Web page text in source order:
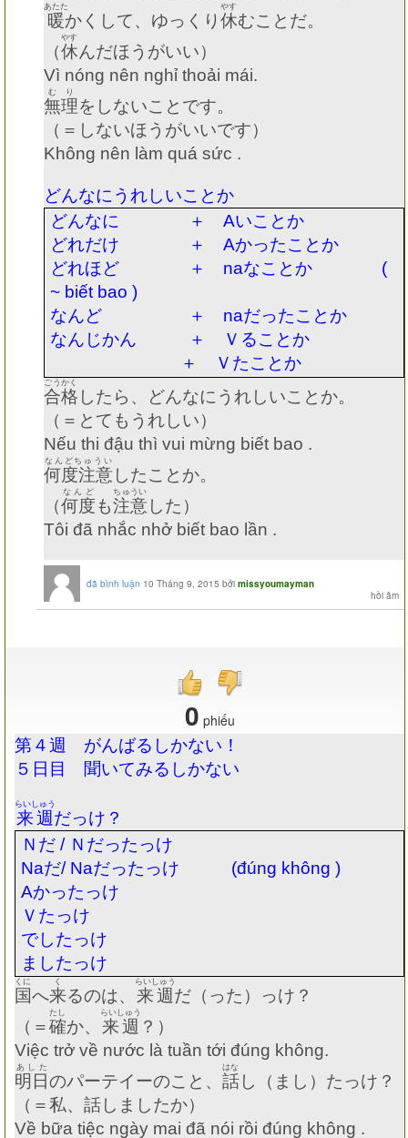
暖
あたた
かくして、ゆっくり休
やす
むことだ。
（休
やす
んだほうがいい）
Vì nóng nên nghỉ thoải mái.
無理
むり
をしないことです。
（＝しないほうがいいです）
Không nên làm quá sức .
どんなにうれしいことか
どんなに ＋ Aいことか
どれだけ ＋ Aかったことか
どれほど ＋ naなことか (
~ biết bao )
なんど ＋ naだったことか
なんじかん ＋ Ｖることか
＋ Ｖたことか
合格
ごうかく
したら、どんなにうれしいことか。
（＝とてもうれしい）
Nếu thi đậu thì vui mừng biết bao .
何度注意
なんどちゅうい
したことか。
（何度
なんど
も注意
ちゅうい
した）
Tôi đã nhắc nhở biết bao lần .
đã bình luận 10 Tháng 9, 2015 bởi missyoumayman
0 phiếu
第４週 がんばるしかない！
５日目 聞いてみるしかない
来週
らいしゅう
だっけ？
Ｎだ/ Ｎだったっけ
Naだ/ Naだったっけ (đúng không )
Aかったっけ
Ｖたっけ
でしたっけ
ましたっけ
国
くに
へ来
く
るのは、 来週
らいしゅう
だ（った）っけ？
（＝確
たし
か、 来週
らいしゅう
？）
Việc trở về nước là tuần tới đúng không.
明日
あした
のパーテイーのこと、 話
はな
し（まし）たっけ？
（＝私、話しましたか）
Về bữa tiệc ngày mai đã nói rồi đúng không .